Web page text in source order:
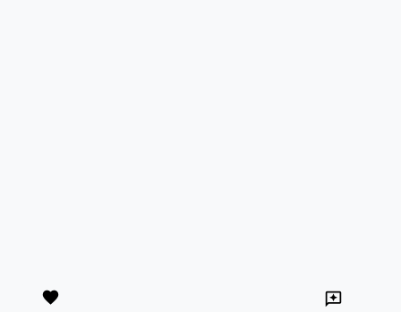
favorite reviews